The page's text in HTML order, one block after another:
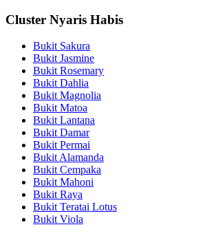
Cluster Nyaris Habis
Bukit Sakura
Bukit Jasmine
Bukit Rosemary
Bukit Dahlia
Bukit Magnolia
Bukit Matoa
Bukit Lantana
Bukit Damar
Bukit Permai
Bukit Alamanda
Bukit Cempaka
Bukit Mahoni
Bukit Raya
Bukit Teratai Lotus
Bukit Viola